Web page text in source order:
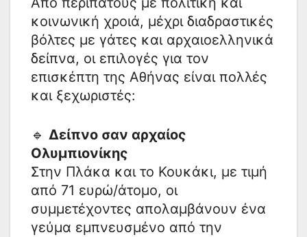
κοινωνική χροιά, μέχρι διαδραστικές
βόλτες με γάτες και αρχαιοελληνικά
δείπνα, οι επιλογές για τον
επισκέπτη της Αθήνας είναι πολλές
και ξεχωριστές:
🔹 Δείπνο σαν αρχαίος
Ολυμπιονίκης
Στην Πλάκα και το Κουκάκι, με τιμή
από 71 ευρώ/άτομο, οι
συμμετέχοντες απολαμβάνουν ένα
γεύμα εμπνευσμένο από την